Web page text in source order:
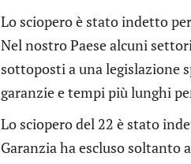
Lo sciopero è stato indetto
Nel nostro Paese alcuni
sottoposti a una legislazione
garanzie e tempi più lunghi
Lo sciopero del 22 è stato
Garanzia ha escluso soltanto